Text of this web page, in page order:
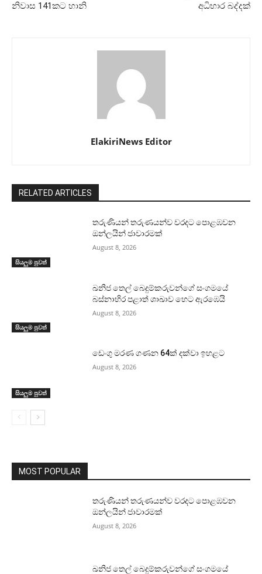
නිවාස 141කට හානි
අධිභාර බද්දක්
ElakiriNews Editor
RELATED ARTICLES
සියලුම පුවත්
තරුණියන් තරුණයන්ව වරදට පොළඹවන
ඔන්ලයින් ජාවාරමක්
August 8, 2026
සියලුම පුවත්
ඛනිජ තෙල් බෙදුම්කරුවන්ගේ සංගමයේ
බස්නාහිර පළාත් ශාඛාව හෙට ඇරඹෙයි
August 8, 2026
සියලුම පුවත්
ඩෙංගු මරණ ගණන 64ක් දක්වා ඉහළට
August 8, 2026
MOST POPULAR
තරුණියන් තරුණයන්ව වරදට පොළඹවන
ඔන්ලයින් ජාවාරමක්
August 8, 2026
ඛනිජ තෙල් බෙදුම්කරුවන්ගේ සංගමයේ